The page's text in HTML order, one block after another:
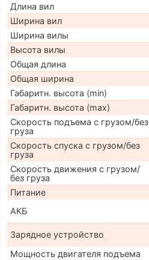
Длина вил
Ширина вил
Ширина вилы
Высота вилы
Общая длина
Общая ширина
Габаритн. высота (min)
Габаритн. высота (max)
Скорость подъема с грузом/без
груза
Скорость спуска с грузом/без
груза
Скорость движения с грузом/
без груза
Питание
АКБ
Зарядное устройство
Мощность двигателя подъема